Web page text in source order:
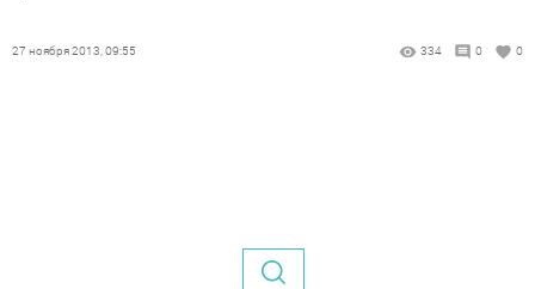
27 ноября 2013, 09:55 334 0 0